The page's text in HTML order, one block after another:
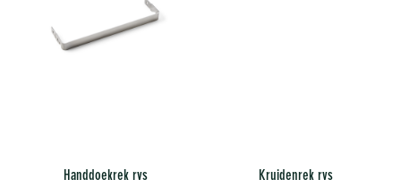
Handdoekrek rvs Kruidenrek rvs